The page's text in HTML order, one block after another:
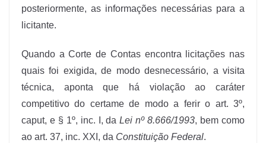
posteriormente, as informações necessárias para a
licitante.
Quando a Corte de Contas encontra licitações nas
quais foi exigida, de modo desnecessário, a visita
técnica, aponta que há violação ao caráter
competitivo do certame de modo a ferir o art. 3º,
caput, e § 1º, inc. I, daLei nº 8.666/1993, bem como
ao art. 37, inc. XXI, da Constituição Federal.